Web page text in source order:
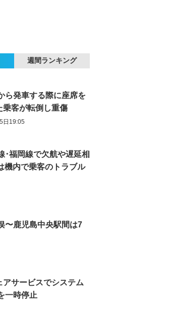
週間ランキング
ら発車する際に座席を
乗客が転倒し重傷
日19:05
･福岡線で欠航や遅延相
機内で乗客のトラブル
〜鹿児島中央駅間は7
アサービスでシステム
一時停止